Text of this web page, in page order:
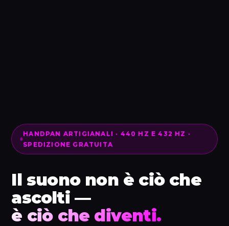
HANDPAN ARTIGIANALI · 440 HZ E 432 HZ ·
SPEDIZIONE GRATUITA
Il suono non è ciò che
ascolti —
è ciò che diventi.